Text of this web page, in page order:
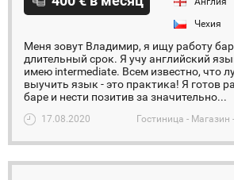
Чехия
Меня зовут Владимир, я ищу работу
длительный срок. Я учу английский
имею intermediate. Всем известно, что
выучить язык - это практика! Я готов
баре и нести позитив за значительно...
17.08.2020 Гостиница -